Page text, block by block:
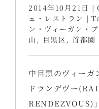
2014年10月21日 |
ェ・レストラン |
ン・ヴィーガン・
山 , 目黒区 , 首都圏
中目黒のヴィーガ
ドランデヴー
RENDEZVOUS)